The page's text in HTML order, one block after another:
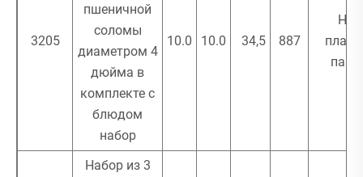
3205
пшеничной
соломы
диаметром 4
дюйма в
комплекте с
блюдом
набор
10.0 10.0 34,5 887
Набор из 3